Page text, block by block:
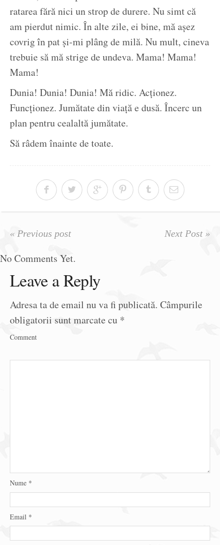
ratarea fără nici un strop de durere. Nu simt că
am pierdut nimic. În alte zile, ei bine, mă așez
covrig în pat și-mi plâng de milă. Nu mult, cineva
trebuie să mă strige de undeva. Mama! Mama!
Mama!
Dunia! Dunia! Dunia! Mă ridic. Acționez.
Funcționez. Jumătate din viață e dusă. Încerc un
plan pentru cealaltă jumătate.
Să râdem înainte de toate.
« Previous post Next Post »
No Comments Yet.
Leave a Reply
Adresa ta de email nu va fi publicată. Câmpurile
obligatorii sunt marcate cu *
Comment
Nume *
Email *